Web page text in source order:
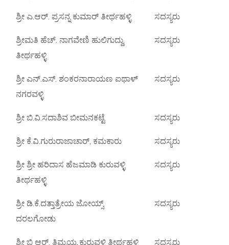
ಶ್ರೀ ಎ.ಆರ್. ಪ್ರಸನ್ನ ಕುಮಾರ್ ತೀರ್ಥಹಳ್ಳಿ ಸದಸ್ಯರು
ಶ್ರೀಮತಿ ಹೆಚ್. ನಾಗವೇಣಿ ಹುಲಿಗುದ್ದು,
ತೀರ್ಥಹಳ್ಳಿ
ಸದಸ್ಯರು
ಶ್ರೀ ಎನ್.ಎಸ್. ಶಂಕರನಾರಾಯಣ ಐಥಾಳ್
ನಗರವಳ್ಳಿ
ಸದಸ್ಯರು
ಶ್ರೀ ಬಿ.ವಿ.ಸದಾಶಿವ ಬೀಮನಕಟ್ಟೆ ಸದಸ್ಯರು
ಶ್ರೀ ಕೆ.ವಿ.ಗುರುರಾಜಾಚಾರ್, ಕಮಕಾರು ಸದಸ್ಯರು
ಶ್ರೀ ಶ್ರೀ ಹರಿದಾಸ ಹೆಜಮಾಡಿ ಕುರುವಳ್ಳಿ
ತೀರ್ಥಹಳ್ಳಿ
ಸದಸ್ಯರು
ಶ್ರೀ ಡಿ.ಕೆ.ದತ್ತಾತ್ರೇಯ ಜೋಯ್ಸ್,
ದರಲಗೋಡು
ಸದಸ್ಯರು
ಶ್ರೀ ಬಿ ಆರ್. ತಿಮ್ಮಯ್ಯ ಕುರುವಳ್ಳಿ ತೀರ್ಥಹಳ್ಳಿ ಸದಸ್ಯರು